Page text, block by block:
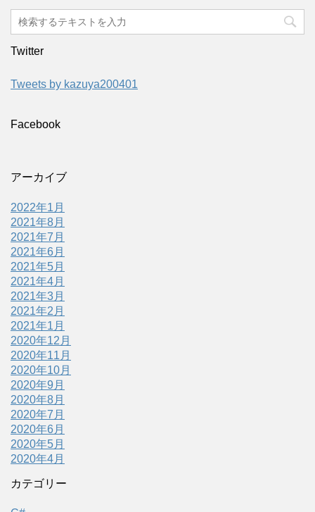
Twitter
Tweets by kazuya200401
Facebook
アーカイブ
2022年1月
2021年8月
2021年7月
2021年6月
2021年5月
2021年4月
2021年3月
2021年2月
2021年1月
2020年12月
2020年11月
2020年10月
2020年9月
2020年8月
2020年7月
2020年6月
2020年5月
2020年4月
カテゴリー